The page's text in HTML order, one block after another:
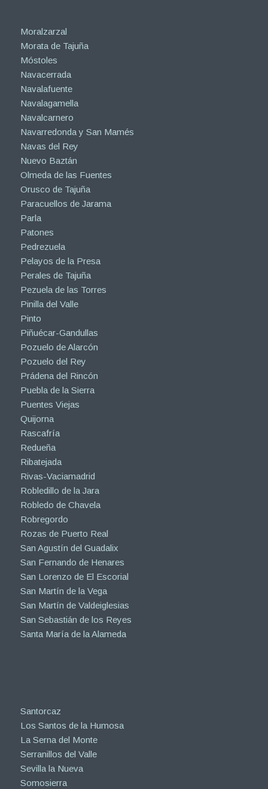
Moralzarzal
Morata de Tajuña
Móstoles
Navacerrada
Navalafuente
Navalagamella
Navalcarnero
Navarredonda y San Mamés
Navas del Rey
Nuevo Baztán
Olmeda de las Fuentes
Orusco de Tajuña
Paracuellos de Jarama
Parla
Patones
Pedrezuela
Pelayos de la Presa
Perales de Tajuña
Pezuela de las Torres
Pinilla del Valle
Pinto
Piñuécar-Gandullas
Pozuelo de Alarcón
Pozuelo del Rey
Prádena del Rincón
Puebla de la Sierra
Puentes Viejas
Quijorna
Rascafría
Redueña
Ribatejada
Rivas-Vaciamadrid
Robledillo de la Jara
Robledo de Chavela
Robregordo
Rozas de Puerto Real
San Agustín del Guadalix
San Fernando de Henares
San Lorenzo de El Escorial
San Martín de la Vega
San Martín de Valdeiglesias
San Sebastián de los Reyes
Santa María de la Alameda
Santorcaz
Los Santos de la Humosa
La Serna del Monte
Serranillos del Valle
Sevilla la Nueva
Somosierra